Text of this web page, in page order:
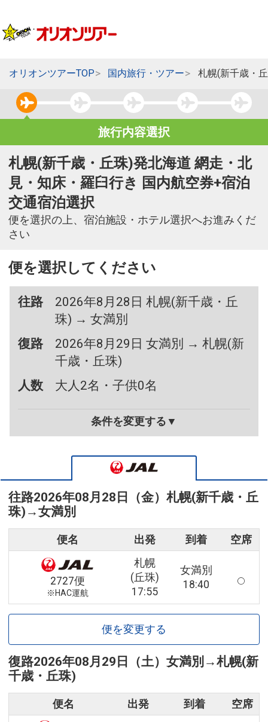
オリオンツアーTOP 国内旅行・ツアー 札幌(新千歳・
旅行内容選択
札幌(新千歳・丘珠)発北海道 網走・北
見・知床・羅臼行き 国内航空券+宿泊
交通宿泊選択
便を選択の上、宿泊施設・ホテル選択へお進みくだ
さい
便を選択してください
往路
2026年8月28日 札幌(新千歳・丘
珠) → 女満別
復路
2026年8月29日 女満別 → 札幌(新
千歳・丘珠)
人数
大人2名・子供0名
条件を変更する▼
往路2026年08月28日（金） 札幌(新千歳・丘
珠) →女満別
便名 出発 到着 空席
2727便
※HAC運航
札幌
(丘珠)
17:55
女満別
18:40
便を変更する
復路2026年08月29日（土） 女満別 →札幌(新
千歳・丘珠)
便名 出発 到着 空席